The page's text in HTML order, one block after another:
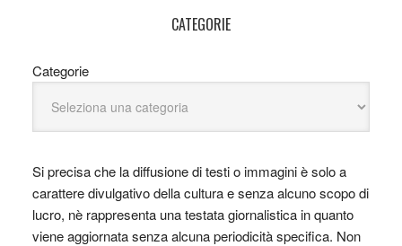
CATEGORIE
Categorie
Si precisa che la diffusione di testi o immagini è solo a
carattere divulgativo della cultura e senza alcuno scopo di
lucro, nè rappresenta una testata giornalistica in quanto
viene aggiornata senza alcuna periodicità specifica. Non